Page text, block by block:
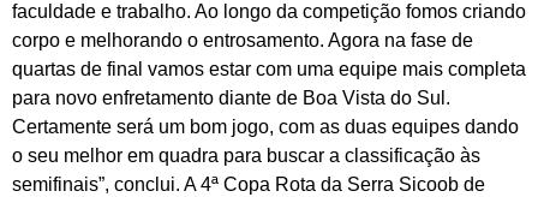
faculdade e trabalho. Ao longo da competição fomos criando
corpo e melhorando o entrosamento. Agora na fase de
quartas de final vamos estar com uma equipe mais completa
para novo enfretamento diante de Boa Vista do Sul.
Certamente será um bom jogo, com as duas equipes dando
o seu melhor em quadra para buscar a classificação às
semifinais”, conclui. A 4ª Copa Rota da Serra Sicoob de